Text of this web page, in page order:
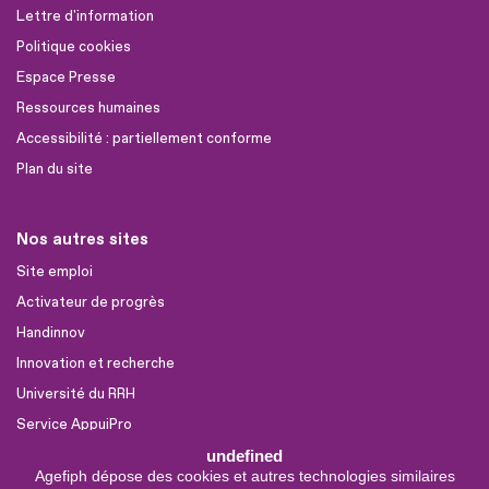
undefined
Agefiph dépose des cookies et autres technologies similaires
Lettre d'information
Politique cookies
Espace Presse
Ressources humaines
Accessibilité : partiellement conforme
Plan du site
Nos autres sites
Site emploi
Activateur de progrès
Handinnov
Innovation et recherche
Université du RRH
Service AppuiPro
Nous suivre